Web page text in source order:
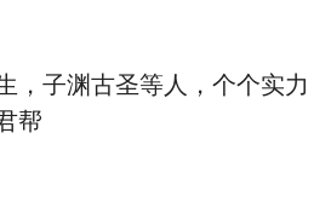
子渊古圣等人，个个实力
帮